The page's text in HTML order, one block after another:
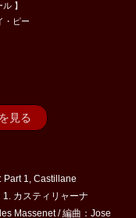
】
・ピー
見る
Part 1, Castillane
カスティリャーナ
Massenet / 編曲：Jose